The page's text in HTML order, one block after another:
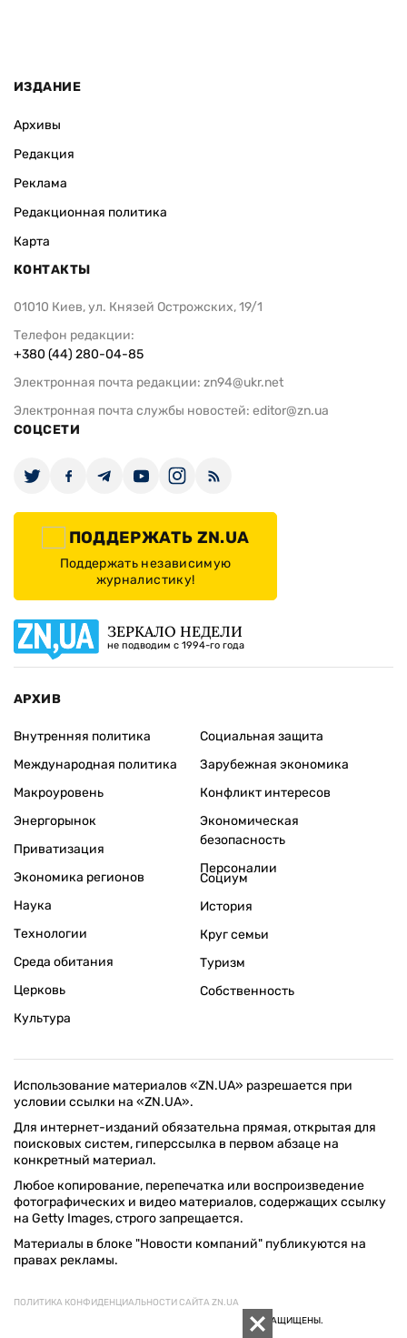
ИЗДАНИЕ
Архивы
Редакция
Реклама
Редакционная политика
Карта
КОНТАКТЫ
01010 Киев, ул. Князей Острожских, 19/1
Телефон редакции:
+380 (44) 280-04-85
Электронная почта редакции: zn94@ukr.net
Электронная почта службы новостей: editor@zn.ua
СОЦСЕТИ
ПОДДЕРЖАТЬ ZN.UA
Поддержать независимую
журналистику!
ЗЕРКАЛО НЕДЕЛИ
не подводим с 1994-го года
АРХИВ
Внутренняя политика
Международная политика
Макроуровень
Энергорынок
Приватизация
Экономика регионов
Социальная защита
Зарубежная экономика
Конфликт интересов
Экономическая
безопасность
Персоналии
Наука
Технологии
Среда обитания
Церковь
Культура
Социум
История
Круг семьи
Туризм
Собственность
Использование материалов «ZN.UA» разрешается при
условии ссылки на «ZN.UA».
Для интернет-изданий обязательна прямая, открытая для
поисковых систем, гиперссылка в первом абзаце на
конкретный материал.
Любое копирование, перепечатка или воспроизведение
фотографических и видео материалов, содержащих ссылку
на Getty Images, строго запрещается.
Материалы в блоке "Новости компаний" публикуются на
правах рекламы.
ПОЛИТИКА КОНФИДЕНЦИАЛЬНОСТИ САЙТА ZN.UA
© 1994–2026 «ЗЕРКАЛО НЕДЕЛИ. УКРАИНА». ВСЕ ПРАВА ЗАЩИЩЕНЫ.